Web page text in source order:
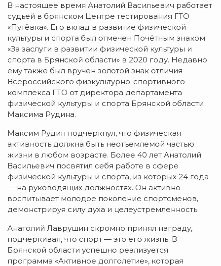
В настоящее время Анатолий Васильевич работает
судьей в брянском Центре тестирования ГТО
«Путёвка». Его вклад в развитие физической
культуры и спорта был отмечен Почётным знаком
«За заслуги в развитии физической культуры и
спорта в Брянской области» в 2020 году. Недавно
ему также был вручен золотой знак отличия
Всероссийского физкультурно-спортивного
комплекса ГТО от директора департамента
физической культуры и спорта Брянской области
Максима Рудина.
Максим Рудин подчеркнул, что физическая
активность должна быть неотъемлемой частью
жизни в любом возрасте. Более 40 лет Анатолий
Васильевич посвятил себя работе в сфере
физической культуры и спорта, из которых 24 года
— на руководящих должностях. Он активно
воспитывает молодое поколение спортсменов,
демонстрируя силу духа и целеустремленность.
Анатолий Лаврушин скромно принял награду,
подчеркивая, что спорт — это его жизнь. В
Брянской области успешно реализуется
программа «Активное долголетие», которая